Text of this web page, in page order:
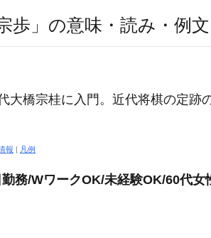
歩」の意味・読み・例
大橋宗桂に入門。近代将棋の定跡
報 | 凡例
務/WワークOK/未経験OK/60代女